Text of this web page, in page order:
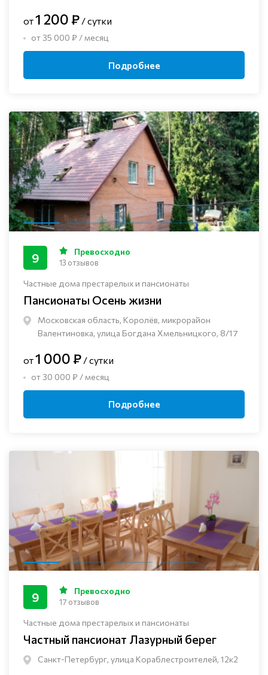
от1 200 ₽ / сутки
от 35 000 ₽ / месяц
Подробнее
Частные дома престарелых и пансионаты
Пансионаты Осень жизни
Московская область, Королёв, микрорайон
Валентиновка, улица Богдана Хмельницкого, 8/17
9 Превосходно
13 отзывов
от1 000 ₽ / сутки
от 30 000 ₽ / месяц
Подробнее
Частные дома престарелых и пансионаты
Частный пансионат Лазурный берег
Санкт-Петербург, улица Кораблестроителей, 12к2
9 Превосходно
17 отзывов